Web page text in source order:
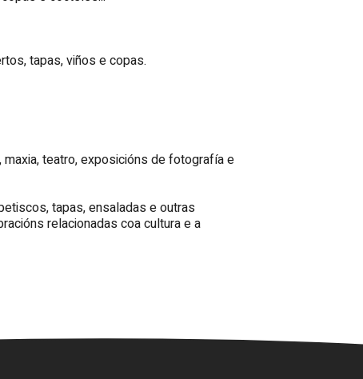
tapas, viños e copas.
teatro, exposicións de fotografía e
tapas, ensaladas e outras
relacionadas coa cultura e a